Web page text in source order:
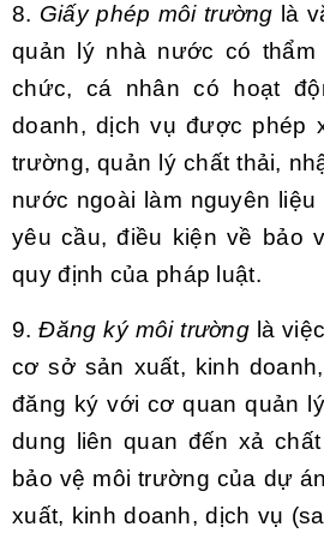
8. Giấy phép môi trường là
quản lý nhà nước có
chức, cá nhân có hoạt
doanh, dịch vụ được phép
trường, quản lý chất thải,
nước ngoài làm nguyên
yêu cầu, điều kiện về bảo
quy định của pháp luật.
9. Đăng ký môi trường là
cơ sở sản xuất, kinh
đăng ký với cơ quan quản
dung liên quan đến xả
bảo vệ môi trường của dự
xuất, kinh doanh, dịch vụ